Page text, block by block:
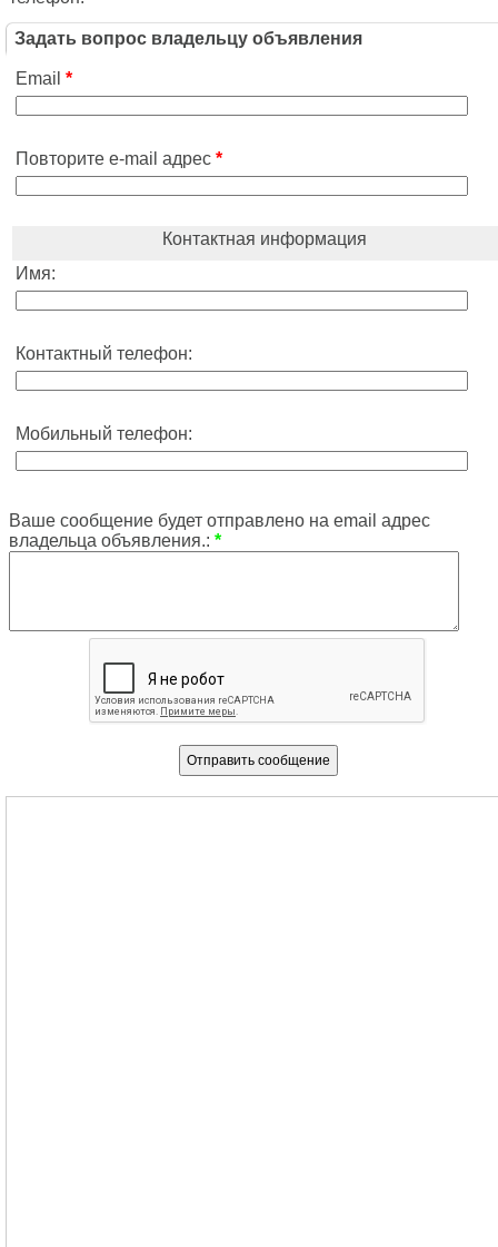
Задать вопрос владельцу объявления
Email *
Повторите e-mail адрес *
Контактная информация
Имя:
Контактный телефон:
Мобильный телефон:
Ваше сообщение будет отправлено на email адрес
владельца объявления.: *